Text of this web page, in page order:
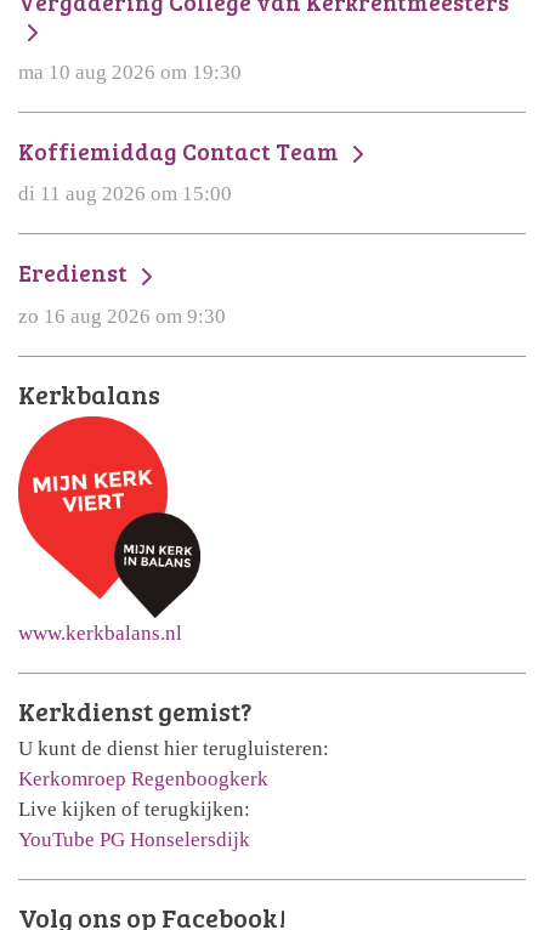
ma 10 aug 2026 om 19:30
Koffiemiddag Contact Team
di 11 aug 2026 om 15:00
Eredienst
zo 16 aug 2026 om 9:30
Kerkbalans
www.kerkbalans.nl
Kerkdienst gemist?
U kunt de dienst hier terugluisteren:
Kerkomroep Regenboogkerk
Live kijken of terugkijken:
YouTube PG Honselersdijk
Volg ons op Facebook!